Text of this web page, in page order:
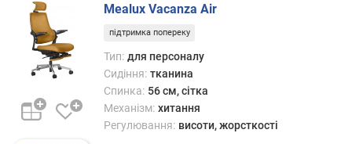
и
о
т
а
и
д
Mealux Vacanza Air
підтримка попереку
Тип: для персоналу
Сидіння: тканина
Спинка: 56 см, сітка
Механізм: хитання
Регулювання: висоти, жорсткості